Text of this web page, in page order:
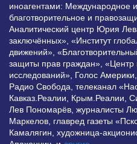
иноагентами: Международное
благотворительное и
Аналитический центр Юрия
заключённых», «Институт
движений»,
защиты прав граждан», «Центр
исследований», Голос
Радио Свобода, телеканал
Кавказ.Реалии, Крым.Реалии,
Лев Пономарёв, журналисты
Маркелов, главред газеты
Камалягин, художница-